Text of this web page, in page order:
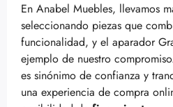
En Anabel Muebles, llevamos
seleccionando piezas que
funcionalidad, y el aparador
ejemplo de nuestro
es sinónimo de confianza y
una experiencia de compra